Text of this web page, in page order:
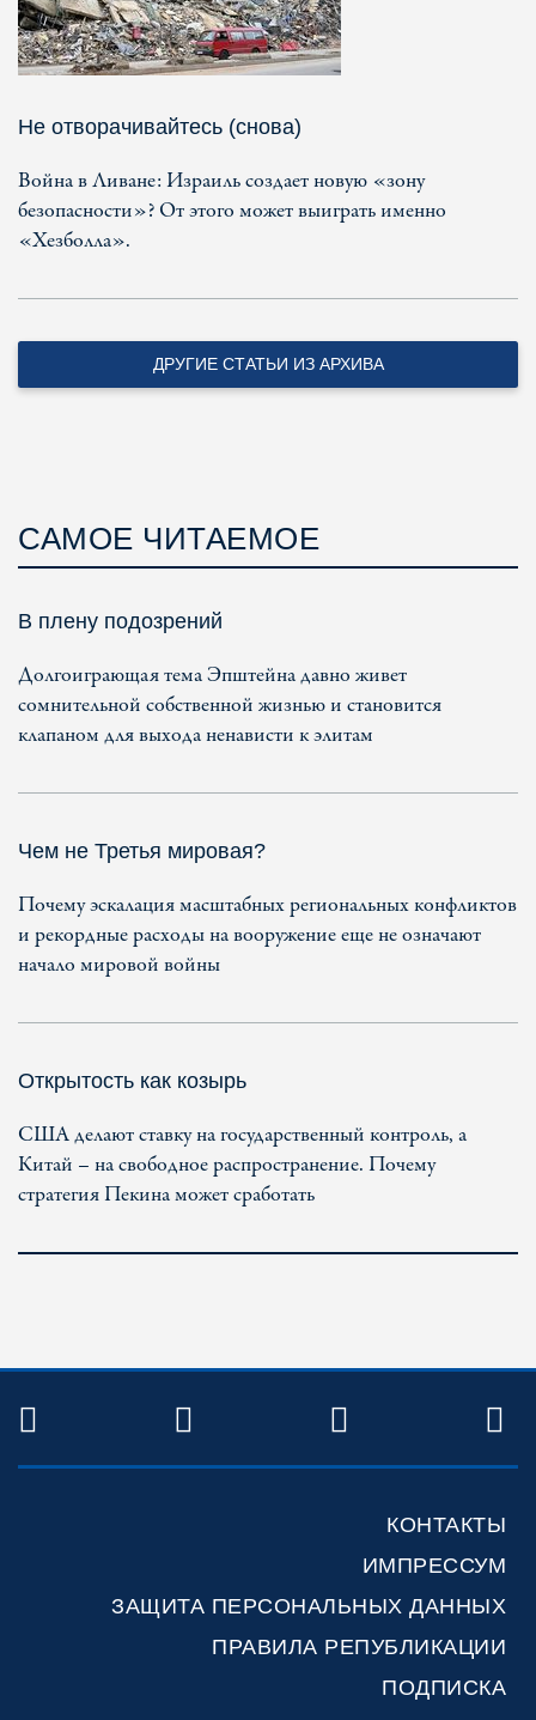
Не отворачивайтесь (снова)
Война в Ливане: Израиль создает новую «зону
безопасности»? От этого может выиграть именно
«Хезболла».
ДРУГИЕ СТАТЬИ ИЗ АРХИВА
САМОЕ ЧИТАЕМОЕ
В плену подозрений
Долгоиграющая тема Эпштейна давно живет
сомнительной собственной жизнью и становится
клапаном для выхода ненависти к элитам
Чем не Третья мировая?
Почему эскалация масштабных региональных конфликтов
и рекордные расходы на вооружение еще не означают
начало мировой войны
Открытость как козырь
США делают ставку на государственный контроль, а
Китай – на свободное распространение. Почему
стратегия Пекина может сработать
TWITTER FACEBOOKYOUTUBE
КОНТАКТЫ
ИМПРЕССУМ
ЗАЩИТА ПЕРСОНАЛЬНЫХ ДАННЫХ
ПРАВИЛА РЕПУБЛИКАЦИИ
ПОДПИСКА